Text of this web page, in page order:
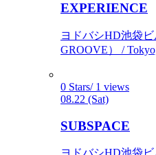
EXPERIENCE
ヨドバシHD池袋
GROOVE） /
0 Stars/ 1 views
08.22 (Sat)
SUBSPACE